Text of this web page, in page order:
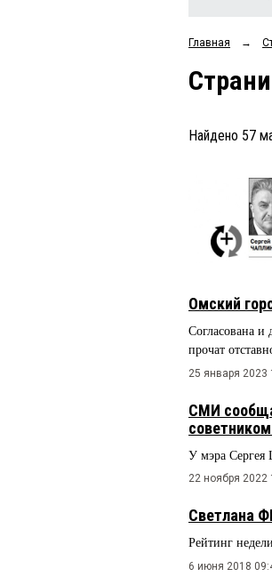
Главная →
Найдено 57
Омский
Согласована и
прочат
25 января 2023
СМИ
У мэра
22 ноября 2022
Светлана
Рейтинг
6 июня 2018